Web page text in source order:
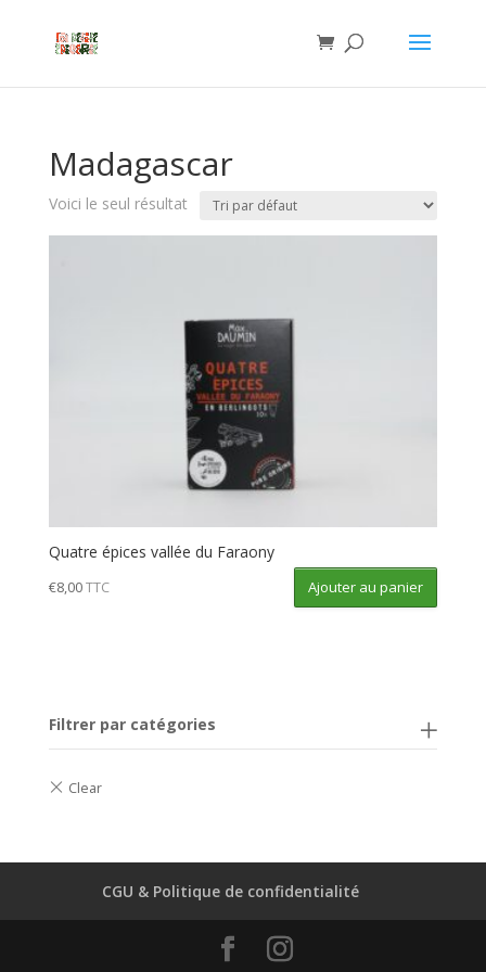
Madagascar
Voici le seul résultat
Quatre épices vallée du Faraony
€8,00TTC Ajouter au panier
Filtrer par catégories
CGU & Politique de confidentialité